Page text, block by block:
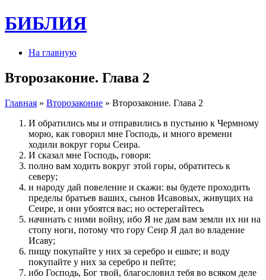
БИБЛИЯ
На главную
Второзаконие. Глава 2
Главная » Второзаконие » Второзаконие. Глава 2
И обратились мы и отправились в пустыню к Чермному
морю, как говорил мне Господь, и много времени
ходили вокруг горы Сеира.
И сказал мне Господь, говоря:
полно вам ходить вокруг этой горы, обратитесь к
северу;
и народу дай повеление и скажи: вы будете проходить
пределы братьев ваших, сынов Исавовых, живущих на
Сеире, и они убоятся вас; но остерегайтесь
начинать с ними войну, ибо Я не дам вам земли их ни на
стопу ноги, потому что гору Сеир Я дал во владение
Исаву;
пищу покупайте у них за серебро и ешьте; и воду
покупайте у них за серебро и пейте;
ибо Господь, Бог твой, благословил тебя во всяком деле